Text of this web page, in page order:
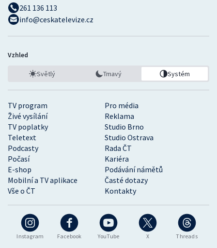
Instagram Facebook YouTube X Threads
TV program
Pro média
Živé vysílání
Reklama
TV poplatky
Studio Brno
Teletext
Studio Ostrava
Podcasty
Rada ČT
Počasí
Kariéra
E-shop
Podávání námětů
Mobilní a TV aplikace
Časté dotazy
Vše o ČT
Kontakty
261 136 113
info@ceskatelevize.cz
Vzhled
Světlý Tmavý Systém